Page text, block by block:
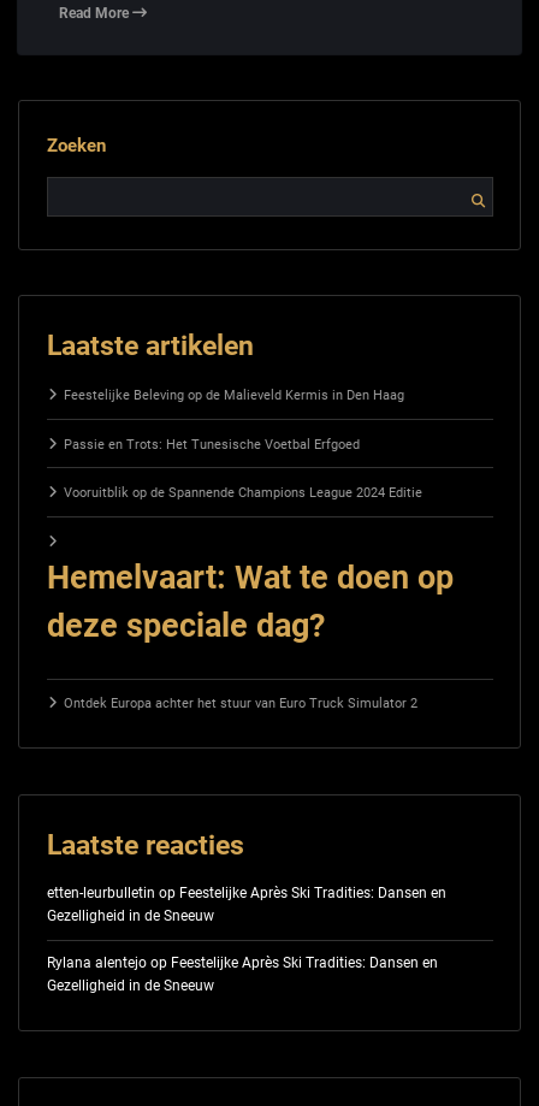
Read More
Zoeken
Laatste artikelen
Feestelijke Beleving op de Malieveld Kermis in Den Haag
Passie en Trots: Het Tunesische Voetbal Erfgoed
Vooruitblik op de Spannende Champions League 2024 Editie
Hemelvaart: Wat te doen op
deze speciale dag?
Ontdek Europa achter het stuur van Euro Truck Simulator 2
Laatste reacties
etten-leurbulletin op Feestelijke Après Ski Tradities: Dansen en
Gezelligheid in de Sneeuw
Rylana alentejoop Feestelijke Après Ski Tradities: Dansen en
Gezelligheid in de Sneeuw